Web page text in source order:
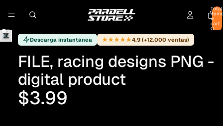
Total
items
in
cart:
0
Descarga instantánea ★★★★★4.9 (+12.000 ventas)
FILE, racing designs PNG -
digital product
$3.99